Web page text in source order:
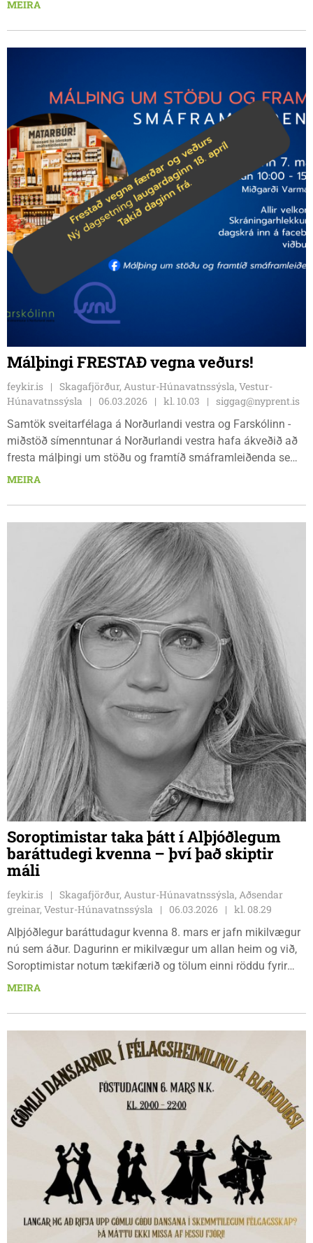
MEIRA
Málþingi FRESTAÐ vegna veðurs!
feykir.is
Skagafjörður, Austur-Húnavatnssýsla, Vestur-
Húnavatnssýsla
06.03.2026 kl. 10.03
siggag@nyprent.is
Samtök sveitarfélaga á Norðurlandi vestra og Farskólinn -
miðstöð símenntunar á Norðurlandi vestra hafa ákveðið að
fresta málþingi um stöðu og framtíð smáframleiðenda sem
halda átti laugardaginn 7. mars (á morgun) í Miðgarði vegna
MEIRA
Soroptimistar taka þátt í Alþjóðlegum
baráttudegi kvenna – því það skiptir
máli
feykir.is
Skagafjörður, Austur-Húnavatnssýsla, Aðsendar
greinar, Vestur-Húnavatnssýsla
06.03.2026
kl. 08.29
Alþjóðlegur baráttudagur kvenna 8. mars er jafn mikilvægur
nú sem áður. Dagurinn er mikilvægur um allan heim og við,
Soroptimistar notum tækifærið og tölum einni röddu fyrir
réttindum, öryggi og framtíð kvenna og stúlkna. Þessi dagur
vettvangur til að draga fram viðvarandi ójafnrétti og knýja
fram breytingar í þágu kvenna og stúlkna.
MEIRA